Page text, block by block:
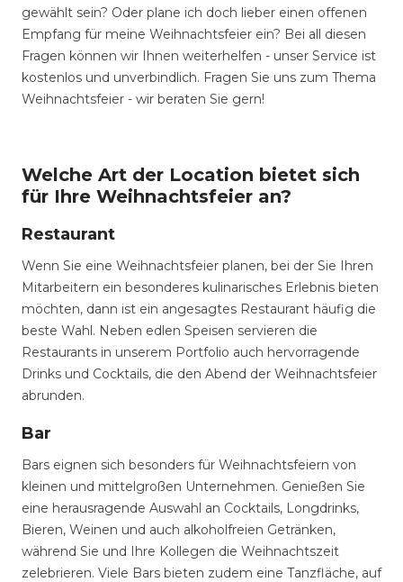
gewählt sein? Oder plane ich doch lieber einen offenen
Empfang für meine Weihnachtsfeier ein? Bei all diesen
Fragen können wir Ihnen weiterhelfen - unser Service ist
kostenlos und unverbindlich. Fragen Sie uns zum Thema
Weihnachtsfeier - wir beraten Sie gern!
Welche Art der Location bietet sich
für Ihre Weihnachtsfeier an?
Restaurant
Wenn Sie eine Weihnachtsfeier planen, bei der Sie Ihren
Mitarbeitern ein besonderes kulinarisches Erlebnis bieten
möchten, dann ist ein angesagtes Restaurant häufig die
beste Wahl. Neben edlen Speisen servieren die
Restaurants in unserem Portfolio auch hervorragende
Drinks und Cocktails, die den Abend der Weihnachtsfeier
abrunden.
Bar
Bars eignen sich besonders für Weihnachtsfeiern von
kleinen und mittelgroßen Unternehmen. Genießen Sie
eine herausragende Auswahl an Cocktails, Longdrinks,
Bieren, Weinen und auch alkoholfreien Getränken,
während Sie und Ihre Kollegen die Weihnachtszeit
zelebrieren. Viele Bars bieten zudem eine Tanzfläche, auf